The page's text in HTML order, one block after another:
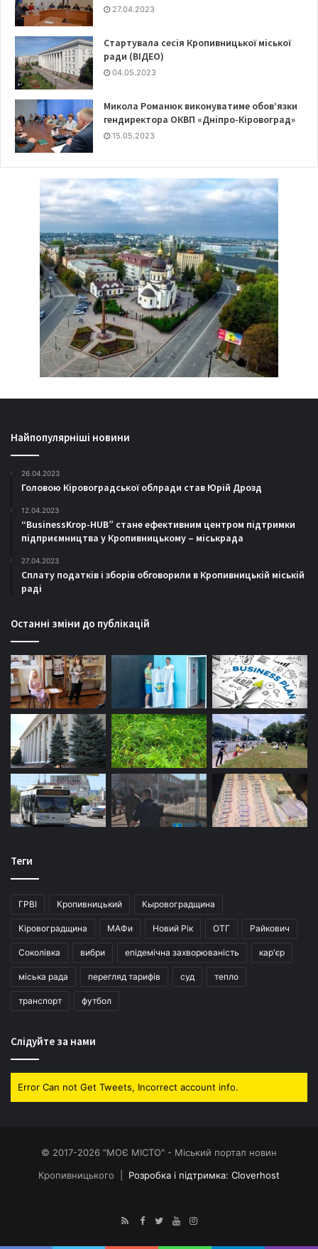
27.04.2023
Стартувала сесія Кропивницької міської
ради (ВІДЕО)
04.05.2023
Микола Романюк виконуватиме обов’язки
гендиректора ОКВП «Дніпро-Кіровоград»
15.05.2023
Найпопулярніші новини
26.04.2023
Головою Кіровоградської облради став Юрій Дрозд
12.04.2023
“BusinessKrop-HUB” стане ефективним центром підтримки
підприємництва у Кропивницькому – міськрада
27.04.2023
Сплату податків і зборів обговорили в Кропивницькій міській
раді
Останні зміни до публікацій
Теги
ГРВІ Кропивницький Кыровоградщина
Кіровоградщина МАФи Новий Рік ОТГ Райкович
Соколівка вибри епідемічна захворюваність кар'єр
міська рада перегляд тарифів суд тепло
транспорт футбол
Слідуйте за нами
Error Can not Get Tweets, Incorrect account info.
© 2017-2026 "МОЄ МІСТО" - Міський портал новин
Кропивницького | Розробка і підтримка: Cloverhost